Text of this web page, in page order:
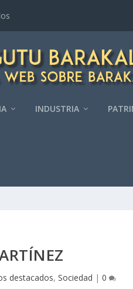
INDUSTRIA
destacados,Sociedad |0